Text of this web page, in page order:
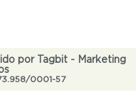
por Tagbit - Marketing
0001-57